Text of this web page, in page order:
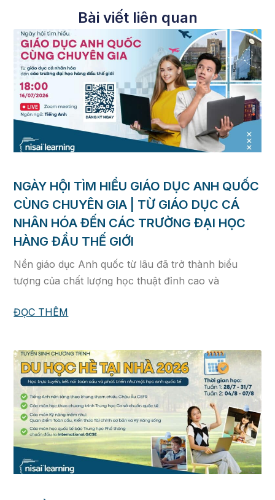
Bài viết liên quan
NGÀY HỘI TÌM HIỂU GIÁO DỤC ANH QUỐC
CÙNG CHUYÊN GIA | TỪ GIÁO DỤC CÁ
NHÂN HÓA ĐẾN CÁC TRƯỜNG ĐẠI HỌC
HÀNG ĐẦU THẾ GIỚI
Nền giáo dục Anh quốc từ lâu đã trở thành biểu
tượng của chất lượng học thuật đỉnh cao và
ĐỌC THÊM